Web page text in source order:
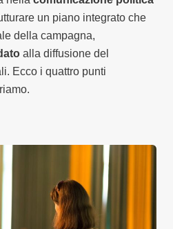
un piano integrato che
della campagna,
alla diffusione del
Ecco i quattro punti